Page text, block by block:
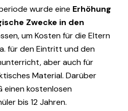
wurde eine Erhöhung
Zwecke in den
um Kosten für die Eltern
für den Eintritt und den
aber auch für
Material. Darüber
einen kostenlosen
bis 12 Jahren.